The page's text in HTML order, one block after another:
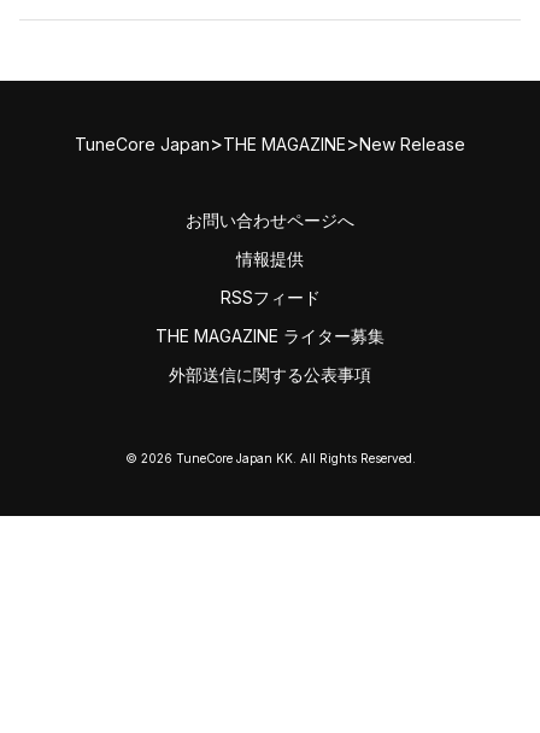
TuneCore Japan>THE MAGAZINE>New Release
お問い合わせページへ
情報提供
RSSフィード
THE MAGAZINE ライター募集
外部送信に関する公表事項
© 2026 TuneCore Japan KK. All Rights Reserved.